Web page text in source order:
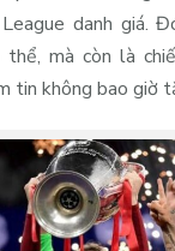
danh giá.
mà còn là
tin không bao giờ